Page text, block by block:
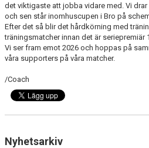
KONTAKT
SPONSORER
UPPLANDSCUPEN 2026
det viktigaste att jobba vidare med. Vi
och sen står inomhuscupen i Bro på
Efter det så blir det hårdkörning med
träningsmatcher innan det är seriepremiär
Vi ser fram emot 2026 och hoppas på
våra supporters på våra matcher.
/Coach
Nyhetsarkiv